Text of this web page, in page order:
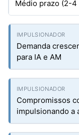
Médio prazo (2-4
Demanda
para IA e AM
Compromissos
impulsionando a